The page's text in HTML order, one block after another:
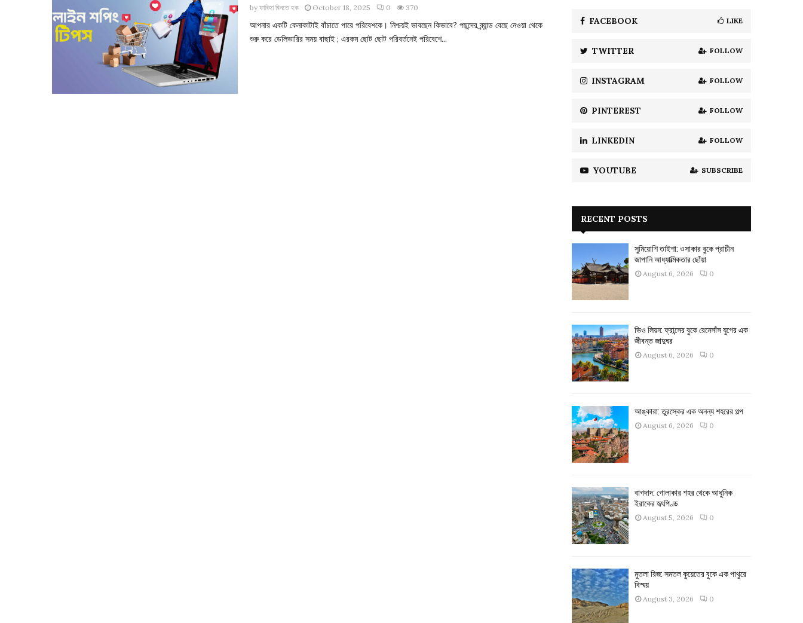
byফাবিহা বিনতে হক October 18, 2025 0 370
আপনার একটি কেনাকাটাই বাঁচাতে পারে পরিবেশকে। নিশ্চয়ই ভাবছেন কিভাবে? পছন্দের ব্র্যান্ড বেছে নেওয়া থেকে
শুরু করে ডেলিভারির সময় বাছাই ; এরকম ছোট ছোট পরিবর্তনেই পরিবেশে...
C
H
FACEBOOK LIKE
TWITTER FOLLOW
INSTAGRAM FOLLOW
PINTEREST FOLLOW
LINKEDIN FOLLOW
YOUTUBE SUBSCRIBE
RECENT POSTS
সুমিয়োশি তাইশা: ওসাকার বুকে প্রাচীন
জাপানি আধ্যাত্মিকতার ছোঁয়া
August 6, 2026 0
ভিও লিয়ন: ফ্রান্সের বুকে রেনেসাঁস যুগের এক
জীবন্ত জাদুঘর
August 6, 2026 0
আঙ্কারা: তুরস্কের এক অনন্য শহরের গল্প
August 6, 2026 0
বাগদাদ: গোলাকার শহর থেকে আধুনিক
ইরাকের হৃৎপিণ্ড
August 5, 2026 0
মুতলা রিজ: সমতল কুয়েতের বুকে এক পাথুরে
বিস্ময়
August 3, 2026 0